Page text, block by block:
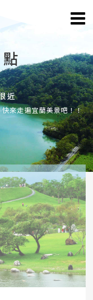
近
來走遍宜蘭美景吧！！